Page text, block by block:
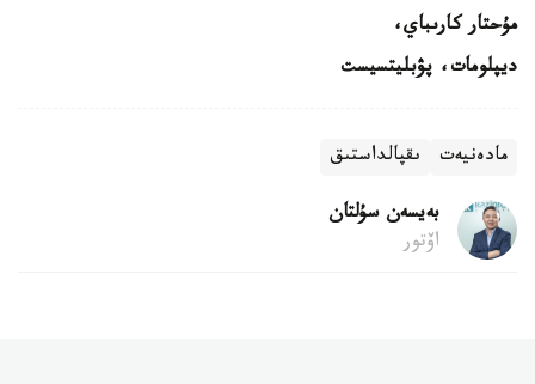
مۇحتار كارىباي،
ديپلومات، پۋبليتسيست
مادەنيەت ىقپالداستىق
بەيسەن سۇلتان
اۆتور